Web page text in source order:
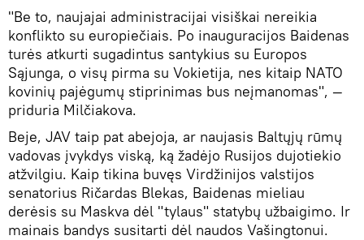
"Be to, naujajai administracijai visiškai nereikia
konflikto su europiečiais. Po inauguracijos Baidenas
turės atkurti sugadintus santykius su Europos
Sąjunga, o visų pirma su Vokietija, nes kitaip NATO
kovinių pajėgumų stiprinimas bus neįmanomas", —
priduria Milčiakova.
Beje, JAV taip pat abejoja, ar naujasis Baltųjų rūmų
vadovas įvykdys viską, ką žadėjo Rusijos dujotiekio
atžvilgiu. Kaip tikina buvęs Virdžinijos valstijos
senatorius Ričardas Blekas, Baidenas mieliau
derėsis su Maskva dėl "tylaus" statybų užbaigimo. Ir
mainais bandys susitarti dėl naudos Vašingtonui.